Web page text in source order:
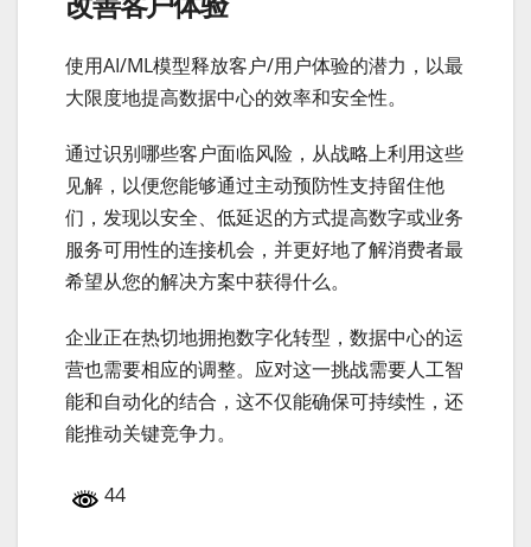
使用AI/ML模型释放客户/用户体验的潜力，以最
大限度地提高数据中心的效率和安全性。
通过识别哪些客户面临风险，从战略上利用这些
见解，以便您能够通过主动预防性支持留住他
们，发现以安全、低延迟的方式提高数字或业务
服务可用性的连接机会，并更好地了解消费者最
希望从您的解决方案中获得什么。
企业正在热切地拥抱数字化转型，数据中心的运
营也需要相应的调整。应对这一挑战需要人工智
能和自动化的结合，这不仅能确保可持续性，还
能推动关键竞争力。
44